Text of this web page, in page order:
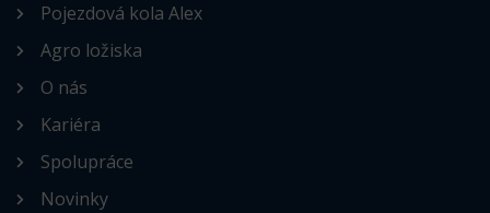
Pojezdová kola Alex
Agro ložiska
O nás
Kariéra
Spolupráce
Novinky